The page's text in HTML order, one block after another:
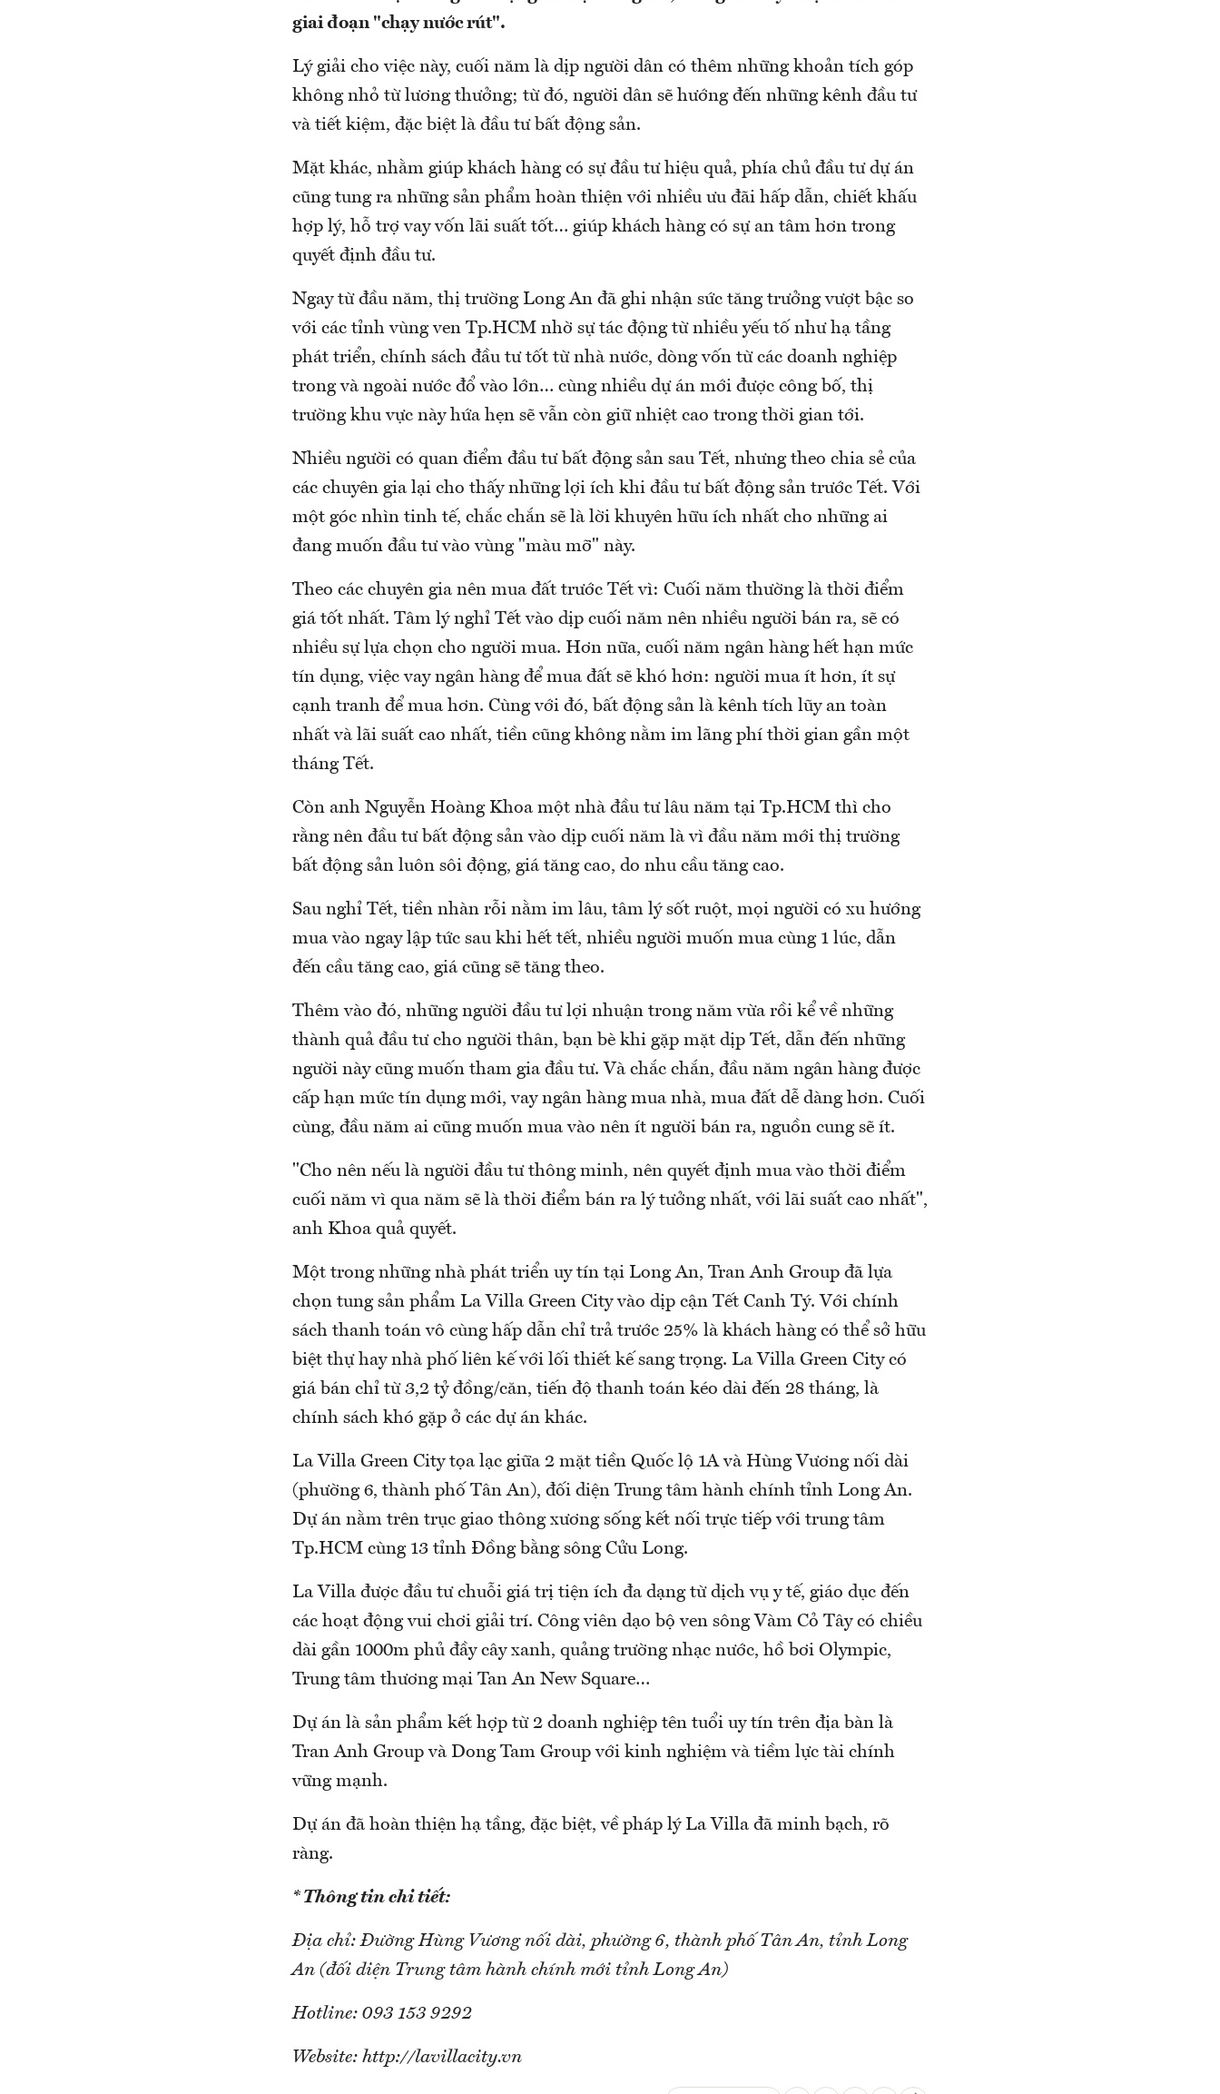
giai đoạn "chạy nước rút".
Lý giải cho việc này, cuối năm là dịp người dân có thêm những khoản tích góp
không nhỏ từ lương thưởng; từ đó, người dân sẽ hướng đến những kênh đầu tư
và tiết kiệm, đặc biệt là đầu tư bất động sản.
Mặt khác, nhằm giúp khách hàng có sự đầu tư hiệu quả, phía chủ đầu tư dự án
cũng tung ra những sản phẩm hoàn thiện với nhiều ưu đãi hấp dẫn, chiết khấu
hợp lý, hỗ trợ vay vốn lãi suất tốt… giúp khách hàng có sự an tâm hơn trong
quyết định đầu tư.
Ngay từ đầu năm, thị trường Long An đã ghi nhận sức tăng trưởng vượt bậc so
với các tỉnh vùng ven Tp.HCM nhờ sự tác động từ nhiều yếu tố như hạ tầng
phát triển, chính sách đầu tư tốt từ nhà nước, dòng vốn từ các doanh nghiệp
trong và ngoài nước đổ vào lớn… cùng nhiều dự án mới được công bố, thị
trường khu vực này hứa hẹn sẽ vẫn còn giữ nhiệt cao trong thời gian tới.
Nhiều người có quan điểm đầu tư bất động sản sau Tết, nhưng theo chia sẻ của
các chuyên gia lại cho thấy những lợi ích khi đầu tư bất động sản trước Tết. Với
một góc nhìn tinh tế, chắc chắn sẽ là lời khuyên hữu ích nhất cho những ai
đang muốn đầu tư vào vùng "màu mỡ" này.
Theo các chuyên gia nên mua đất trước Tết vì: Cuối năm thường là thời điểm
giá tốt nhất. Tâm lý nghỉ Tết vào dịp cuối năm nên nhiều người bán ra, sẽ có
nhiều sự lựa chọn cho người mua. Hơn nữa, cuối năm ngân hàng hết hạn mức
tín dụng, việc vay ngân hàng để mua đất sẽ khó hơn: người mua ít hơn, ít sự
cạnh tranh để mua hơn. Cùng với đó, bất động sản là kênh tích lũy an toàn
nhất và lãi suất cao nhất, tiền cũng không nằm im lãng phí thời gian gần một
tháng Tết.
Còn anh Nguyễn Hoàng Khoa một nhà đầu tư lâu năm tại Tp.HCM thì cho
rằng nên đầu tư bất động sản vào dịp cuối năm là vì đầu năm mới thị trường
bất động sản luôn sôi động, giá tăng cao, do nhu cầu tăng cao.
Sau nghỉ Tết, tiền nhàn rỗi nằm im lâu, tâm lý sốt ruột, mọi người có xu hướng
mua vào ngay lập tức sau khi hết tết, nhiều người muốn mua cùng 1 lúc, dẫn
đến cầu tăng cao, giá cũng sẽ tăng theo.
Thêm vào đó, những người đầu tư lợi nhuận trong năm vừa rồi kể về những
thành quả đầu tư cho người thân, bạn bè khi gặp mặt dịp Tết, dẫn đến những
người này cũng muốn tham gia đầu tư. Và chắc chắn, đầu năm ngân hàng được
cấp hạn mức tín dụng mới, vay ngân hàng mua nhà, mua đất dễ dàng hơn. Cuối
cùng, đầu năm ai cũng muốn mua vào nên ít người bán ra, nguồn cung sẽ ít.
"Cho nên nếu là người đầu tư thông minh, nên quyết định mua vào thời điểm
cuối năm vì qua năm sẽ là thời điểm bán ra lý tưởng nhất, với lãi suất cao nhất",
anh Khoa quả quyết.
Một trong những nhà phát triển uy tín tại Long An, Tran Anh Group đã lựa
chọn tung sản phẩm La Villa Green City vào dịp cận Tết Canh Tý. Với chính
sách thanh toán vô cùng hấp dẫn chỉ trả trước 25% là khách hàng có thể sở hữu
biệt thự hay nhà phố liên kế với lối thiết kế sang trọng. La Villa Green City có
giá bán chỉ từ 3,2 tỷ đồng/căn, tiến độ thanh toán kéo dài đến 28 tháng, là
chính sách khó gặp ở các dự án khác.
La Villa Green City tọa lạc giữa 2 mặt tiền Quốc lộ 1A và Hùng Vương nối dài
(phường 6, thành phố Tân An), đối diện Trung tâm hành chính tỉnh Long An.
Dự án nằm trên trục giao thông xương sống kết nối trực tiếp với trung tâm
Tp.HCM cùng 13 tỉnh Đồng bằng sông Cửu Long.
La Villa được đầu tư chuỗi giá trị tiện ích đa dạng từ dịch vụ y tế, giáo dục đến
các hoạt động vui chơi giải trí. Công viên dạo bộ ven sông Vàm Cỏ Tây có chiều
dài gần 1000m phủ đầy cây xanh, quảng trường nhạc nước, hồ bơi Olympic,
Trung tâm thương mại Tan An New Square…
Dự án là sản phẩm kết hợp từ 2 doanh nghiệp tên tuổi uy tín trên địa bàn là
Tran Anh Group và Dong Tam Group với kinh nghiệm và tiềm lực tài chính
vững mạnh.
Dự án đã hoàn thiện hạ tầng, đặc biệt, về pháp lý La Villa đã minh bạch, rõ
ràng.
* Thông tin chi tiết:
Địa chỉ: Đường Hùng Vương nối dài, phường 6, thành phố Tân An, tỉnh Long
An (đối diện Trung tâm hành chính mới tỉnh Long An)
Hotline: 093 153 9292
Website: http://lavillacity.vn